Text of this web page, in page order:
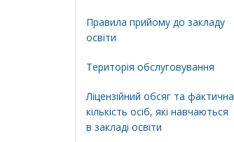
Правила прийому до закладу
освіти
Територiя обслуговування
Ліцензійний обсяг та фактична
кількість осіб, які навчаються
в закладі освіти